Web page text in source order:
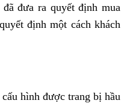
đưa ra quyết định mua
định một cách khách
hình được trang bị hầu